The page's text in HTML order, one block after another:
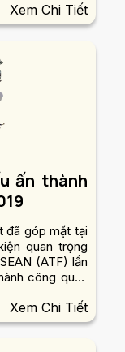
Xem Chi Tiết
ấn thành
đã góp mặt tại
quan trọng
(ATF) lần
công quan
Xem Chi Tiết